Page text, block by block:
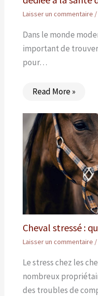
Laisser un commentaire /
Dans le monde
important de
pour…
Read More »
Cheval stressé :
Laisser un commentaire /
Le stress chez les
nombreux
des troubles de